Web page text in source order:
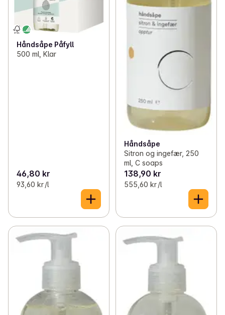
Håndsåpe Påfyll
500 ml, Klar
46,80 kr
93,60 kr /l
Håndsåpe
Sitron og ingefær, 250
ml, C soaps
138,90 kr
555,60 kr /l